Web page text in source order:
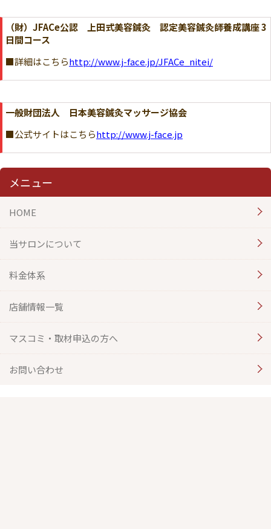
（財）JFACe公認 上田式美容鍼灸 認定美容鍼灸師養成講座 3
日間コース
■詳細はこちらhttp://www.j-face.jp/JFACe_nitei/
一般財団法人 日本美容鍼灸マッサージ協会
■公式サイトはこちらhttp://www.j-face.jp
メニュー
HOME
当サロンについて
料金体系
店舗情報一覧
マスコミ・取材申込の方へ
お問い合わせ